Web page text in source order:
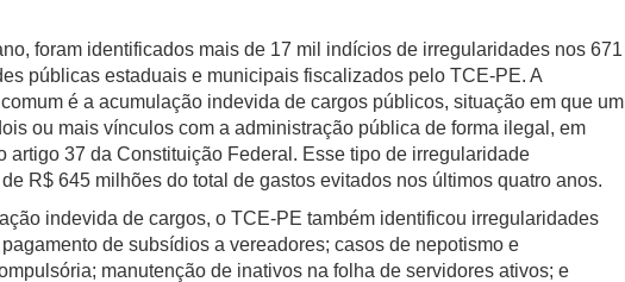
foram identificados mais de 17 mil indícios de irregularidades nos 671
públicas estaduais e municipais fiscalizados pelo TCE-PE. A
é a acumulação indevida de cargos públicos, situação em que um
ou mais vínculos com a administração pública de forma ilegal, em
artigo 37 da Constituição Federal. Esse tipo de irregularidade
R$ 645 milhões do total de gastos evitados nos últimos quatro anos.
indevida de cargos, o TCE-PE também identificou irregularidades
de subsídios a vereadores; casos de nepotismo e
manutenção de inativos na folha de servidores ativos; e